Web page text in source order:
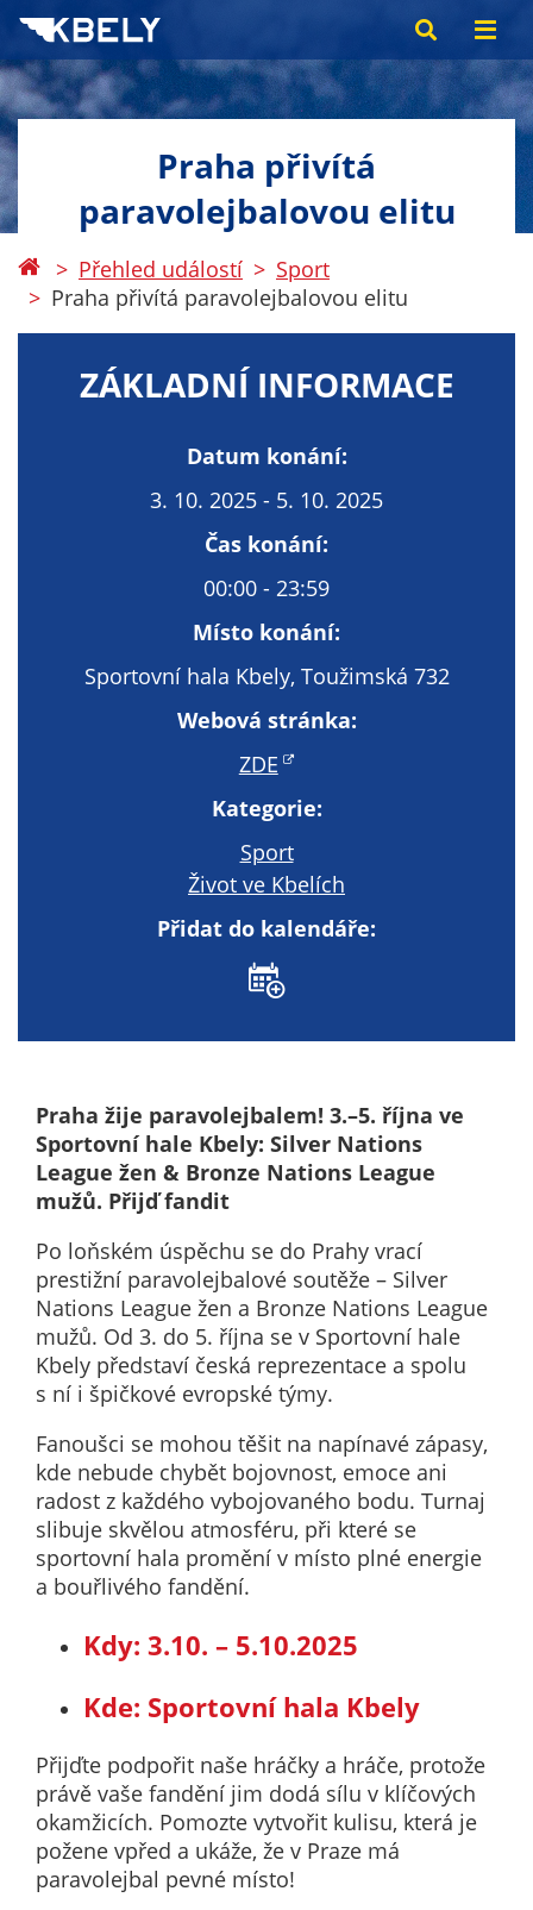
Praha přivítá
paravolejbalovou elitu
Přehled událostí
Sport
Praha přivítá paravolejbalovou elitu
ZÁKLADNÍ INFORMACE
Datum konání:
3. 10. 2025 - 5. 10. 2025
Čas konání:
00:00 - 23:59
Místo konání:
Sportovní hala Kbely, Toužimská 732
Webová stránka:
ZDE
Kategorie:
Sport
Život ve Kbelích
Přidat do kalendáře:
Praha žije paravolejbalem! 3.–5. října ve
Sportovní hale Kbely: Silver Nations
League žen & Bronze Nations League
mužů. Přijď fandit
Po loňském úspěchu se do Prahy vrací
prestižní paravolejbalové soutěže – Silver
Nations League žen a Bronze Nations League
mužů. Od 3. do 5. října se v Sportovní hale
Kbely představí česká reprezentace a spolu
s ní i špičkové evropské týmy.
Fanoušci se mohou těšit na napínavé zápasy,
kde nebude chybět bojovnost, emoce ani
radost z každého vybojovaného bodu. Turnaj
slibuje skvělou atmosféru, při které se
sportovní hala promění v místo plné energie
a bouřlivého fandění.
Kdy: 3.10. – 5.10.2025
Kde: Sportovní hala Kbely
Přijďte podpořit naše hráčky a hráče, protože
právě vaše fandění jim dodá sílu v klíčových
okamžicích. Pomozte vytvořit kulisu, která je
požene vpřed a ukáže, že v Praze má
paravolejbal pevné místo!
Technické
Technické
cookies jsou
správné
fungování
webu a všech
Nepožadujeme
využitím
cookies na
individuálně
deaktivovány
nebo
Analytické
cookies
Analytické
cookies nám
umožňují
výkonu
našeho webu
a našich
reklamních
kampaní.
počet návštěv
návštěv našich
stránek. Data
získaná
pomocí
těchto